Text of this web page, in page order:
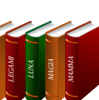
LEGAMI LUNA MAGIA MAMMA